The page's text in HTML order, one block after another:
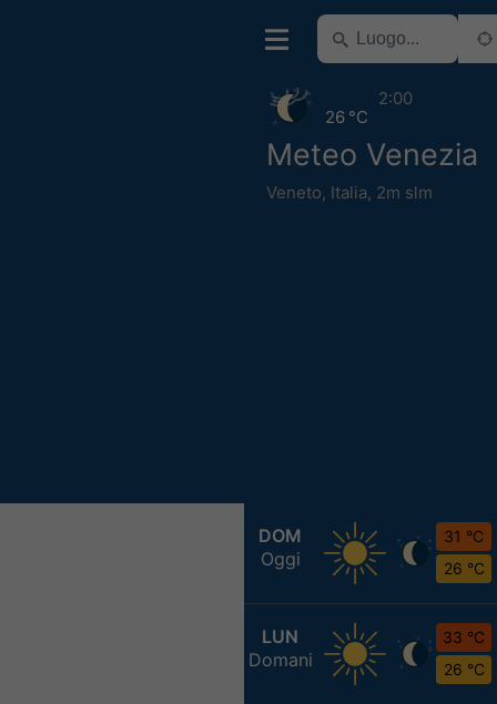
Meteo Venezia
Veneto, Italia, 2m slm
26 °C
2:00
DOM
Oggi
31 °C
26 °C
LUN
Domani
33 °C
26 °C